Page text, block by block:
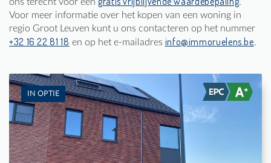
Voor meer informatie over het kopen van een woning in
regio Groot Leuven kunt u ons contacteren op het nummer
+32 16 22 81 18 en op het e-mailadres info@immoruelens.be.
IN OPTIE
Te koop: Eengezinswoning